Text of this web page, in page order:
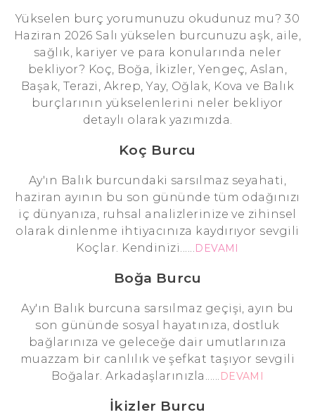
Yükselen burç yorumunuzu okudunuz mu? 30
Haziran 2026 Salı yükselen burcunuzu aşk, aile,
sağlık, kariyer ve para konularında neler
bekliyor? Koç, Boğa, İkizler, Yengeç, Aslan,
Başak, Terazi, Akrep, Yay, Oğlak, Kova ve Balık
burçlarının yükselenlerini neler bekliyor
detaylı olarak yazımızda.
Koç Burcu
Ay'ın Balık burcundaki sarsılmaz seyahati,
haziran ayının bu son gününde tüm odağınızı
iç dünyanıza, ruhsal analizlerinize ve zihinsel
olarak dinlenme ihtiyacınıza kaydırıyor sevgili
Koçlar. Kendinizi......DEVAMI
Boğa Burcu
Ay'ın Balık burcuna sarsılmaz geçişi, ayın bu
son gününde sosyal hayatınıza, dostluk
bağlarınıza ve geleceğe dair umutlarınıza
muazzam bir canlılık ve şefkat taşıyor sevgili
Boğalar. Arkadaşlarınızla...... DEVAMI
İkizler Burcu